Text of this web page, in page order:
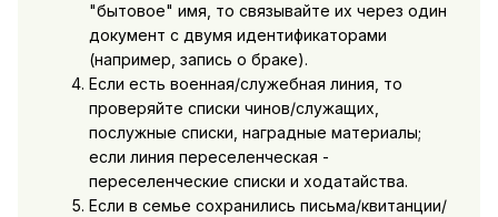
"бытовое" имя, то связывайте их через один
документ с двумя идентификаторами
(например, запись о браке).
Если есть военная/служебная линия, то
проверяйте списки чинов/служащих,
послужные списки, наградные материалы;
если линия переселенческая -
переселенческие списки и ходатайства.
Если в семье сохранились письма/квитанции/